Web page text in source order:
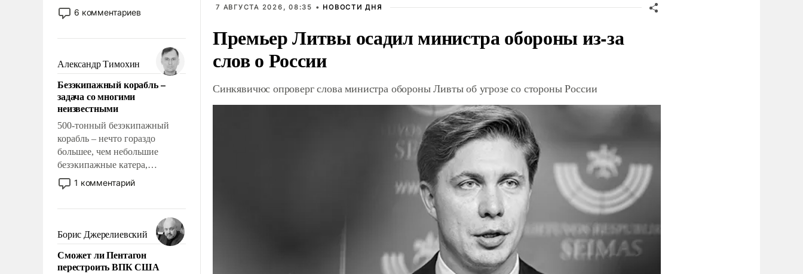
постепенно вытесняя и
отменяя традиционное
мужественным и твердым под
ударами судьбы, брать на себя
ответственность, помогать
слабым, идти вперед и
адаптироваться.
6 комментариев
Александр Тимохин
Безэкипажный корабль –
задача со многими
неизвестными
500-тонный безэкипажный
корабль – нечто гораздо
большее, чем небольшие
безэкипажные катера,
применение которых уже
стало обыденностью. Задача по
сложна и амбициозна. Однако
и ее реализация радикально
поднимет наши боевые
возможности.
1 комментарий
Борис Джерелиевский
Сможет ли Пентагон
перестроить ВПК США
7 АВГУСТА 2026, 08:35 • НОВОСТИ ДНЯ
Премьер Литвы осадил министра обороны из-за
слов о России
Синкявичюс опроверг слова министра обороны Ливты об угрозе со стороны России